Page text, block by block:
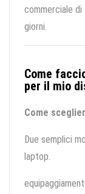
commerciale
giorni.
Come
per il mio
Come
Due semplici
laptop.